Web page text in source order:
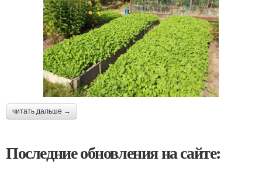
читать дальше →
Последние обновления на сайте: